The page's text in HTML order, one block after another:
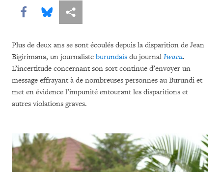
Share this via Facebook
Share this via Bluesky
Share this via Partagez
Plus de deux ans se sont écoulés depuis la disparition de Jean
Bigirimana, un journaliste burundais du journal Iwacu.
L’incertitude concernant son sort continue d’envoyer un
message effrayant à de nombreuses personnes au Burundi et
met en évidence l’impunité entourant les disparitions et
autres violations graves.